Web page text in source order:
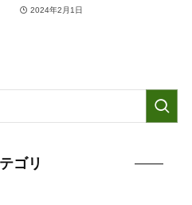
2024年2月1日
ゴリ